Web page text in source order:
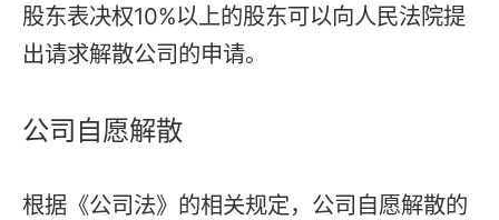
股东表决权10%以上的股东可以向人民法院提
出请求解散公司的申请。
公司自愿解散
根据《公司法》的相关规定，公司自愿解散的